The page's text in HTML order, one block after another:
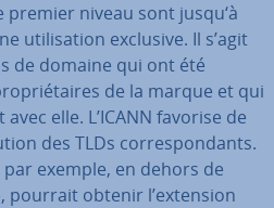
niveau sont jusqu‘à
uti­li­sa­tion exclusive. Il s’agit
de domaine qui ont été
de la marque et qui
elle. L’ICANN favorise de
des TLDs cor­res­pon­dants.
exemple, en dehors de
pourrait obtenir l’extension